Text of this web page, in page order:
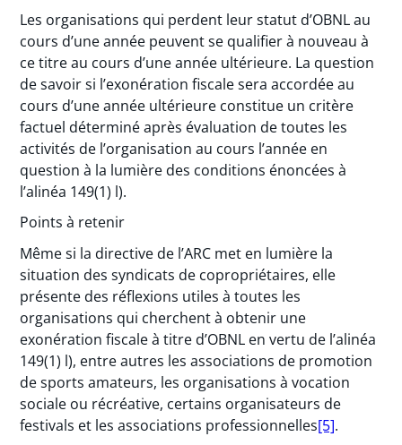
Les organisations qui perdent leur statut d’OBNL au
cours d’une année peuvent se qualifier à nouveau à
ce titre au cours d’une année ultérieure. La question
de savoir si l’exonération fiscale sera accordée au
cours d’une année ultérieure constitue un critère
factuel déterminé après évaluation de toutes les
activités de l’organisation au cours l’année en
question à la lumière des conditions énoncées à
l’alinéa 149(1) l).
Points à retenir
Même si la directive de l’ARC met en lumière la
situation des syndicats de copropriétaires, elle
présente des réflexions utiles à toutes les
organisations qui cherchent à obtenir une
exonération fiscale à titre d’OBNL en vertu de l’alinéa
149(1) l), entre autres les associations de promotion
de sports amateurs, les organisations à vocation
sociale ou récréative, certains organisateurs de
festivals et les associations professionnelles[5].